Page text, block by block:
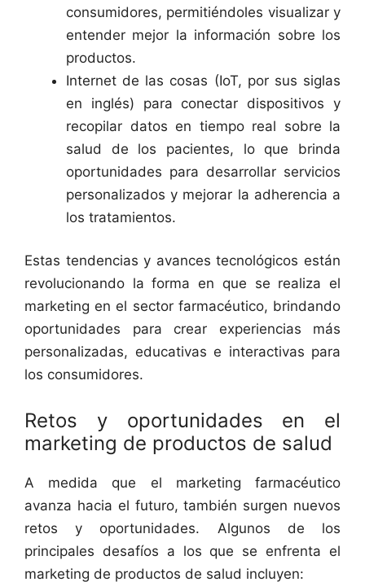
consumidores, permitiéndoles visualizar y
entender mejor la información sobre los
productos.
Internet de las cosas (IoT, por sus siglas
en inglés) para conectar dispositivos y
recopilar datos en tiempo real sobre la
salud de los pacientes, lo que brinda
oportunidades para desarrollar servicios
personalizados y mejorar la adherencia a
los tratamientos.
Estas tendencias y avances tecnológicos están
revolucionando la forma en que se realiza el
marketing en el sector farmacéutico, brindando
oportunidades para crear experiencias más
personalizadas, educativas e interactivas para
los consumidores.
Retos y oportunidades en el
marketing de productos de salud
A medida que el marketing farmacéutico
avanza hacia el futuro, también surgen nuevos
retos y oportunidades. Algunos de los
principales desafíos a los que se enfrenta el
marketing de productos de salud incluyen: